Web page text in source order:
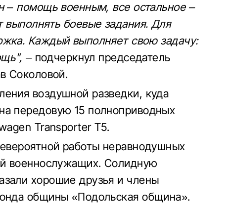
– помощь военным, все остальное –
боевые задания. Для
Каждый выполняет свою задачу:
– подчеркнул председатель
Соколовой.
воздушной разведки, куда
передовую 15 полноприводных
Transporter Т5.
работы неравнодушных
военнослужащих. Солидную
хорошие друзья и члены
общины «Подольская община».